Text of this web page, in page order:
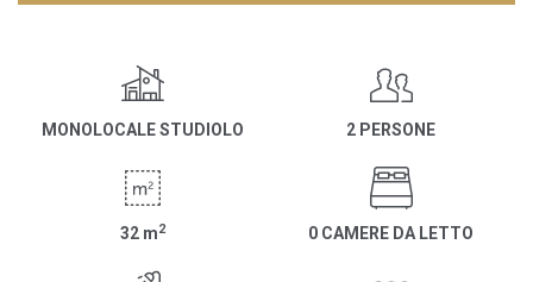
MONOLOCALE STUDIOLO 2 PERSONE
32 m2 0 CAMERE DA LETTO